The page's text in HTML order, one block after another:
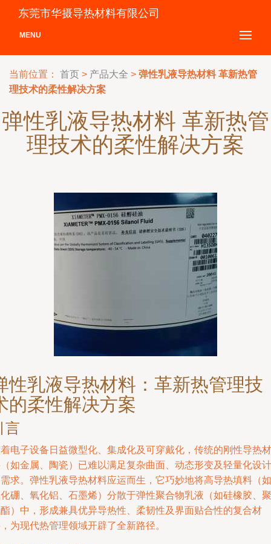
东莞市华摄导热材料有限公司
MENU
当前位置： 首页 > 产品大全 > 弹性乳液导热材料 革新热管
理技术的柔性解决方案
弹性乳液导热材料 革新热管
理技术的柔性解决方案
性乳液导热材料：革新热管理技
的柔性解决方案
言
电子设备日益微型化、集成化及可穿戴化，传统的刚性导热材
如金属、陶瓷）已难以满足复杂曲面、动态形变及轻量化设计
求。弹性乳液导热材料应运而生，它巧妙地将高导热填料（如
硼、氧化铝、石墨烯）分散于弹性聚合物乳液（如硅橡胶、聚
）中，形成兼具优异导热性、柔韧性及界面贴合性的复合材
为现代热管理领域开辟了全新路径。